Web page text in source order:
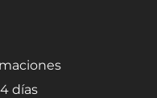
días